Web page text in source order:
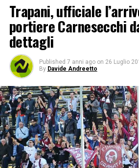
Trapani, ufficiale
portiere Carnesecchi
dettagli
Published 7 anni ago on 26 Luglio
By Davide Andreetto